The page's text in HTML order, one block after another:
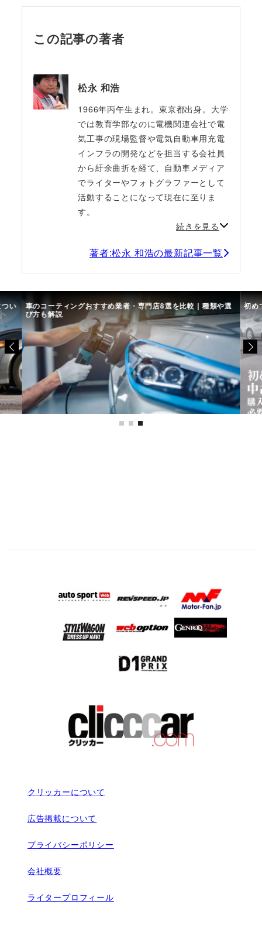
この記事の著者
松永 和浩
1966年丙午生まれ。東京都出身。大学
では教育学部なのに電機関連会社で電
気工事の現場監督や電気自動車用充電
インフラの開発などを担当する会社員
から紆余曲折を経て、自動車メディア
でライターやフォトグラファーとして
活動することになって現在に至りま
す。
続きを見る
著者:松永 和浩の最新記事一覧
い 車のコーティングおすすめ業者・専門店8選を比較｜種類や選
び方も解説
初め
クリッカーについて
広告掲載について
プライバシーポリシー
会社概要
ライタープロフィール